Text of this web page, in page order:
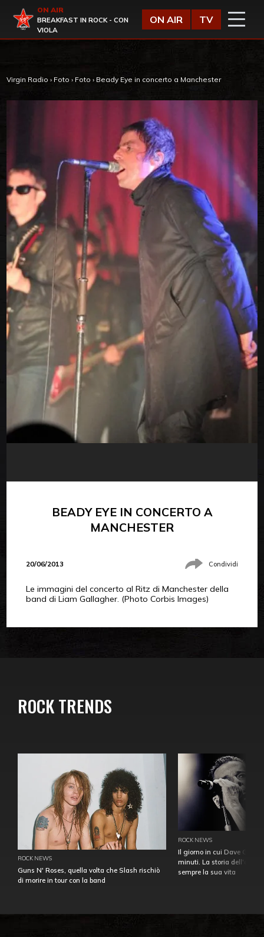
Virgin Radio
ON AIR
BREAKFAST IN ROCK - CON
VIOLA
ON AIR TV
Virgin Radio › Foto › Foto › Beady Eye in concerto a Manchester
BEADY EYE IN CONCERTO A
MANCHESTER
20/06/2013 Condividi
Le immagini del concerto al Ritz di Manchester della
band di Liam Gallagher. (Photo Corbis Images)
ROCK TRENDS
ROCK NEWS
Guns N' Roses, quella volta che Slash rischiò
di morire in tour con la band
ROCK NEWS
Il giorno in cui Dave
minuti. La storia
sempre la sua vita